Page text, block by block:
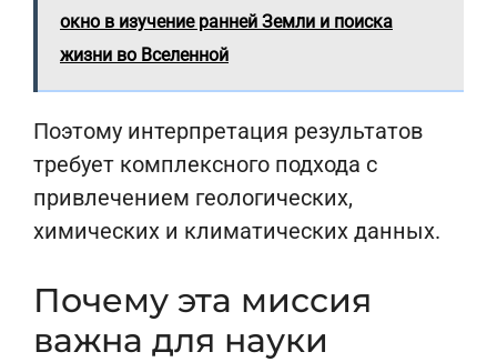
окно в изучение ранней Земли и поиска
жизни во Вселенной
Поэтому интерпретация результатов
требует комплексного подхода с
привлечением геологических,
химических и климатических данных.
Почему эта миссия
важна для науки